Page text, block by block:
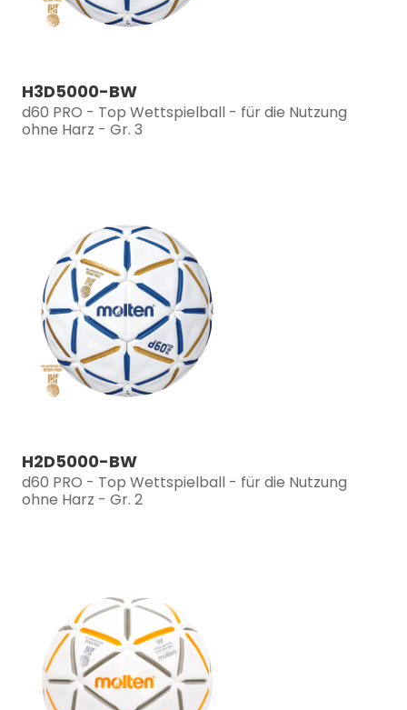
H3D5000-BW
d60 PRO - Top Wettspielball - für die Nutzung
ohne Harz - Gr. 3
H2D5000-BW
d60 PRO - Top Wettspielball - für die Nutzung
ohne Harz - Gr. 2